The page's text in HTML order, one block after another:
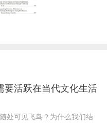
要活跃在当代文化生活
处可见飞鸟？为什么我们结